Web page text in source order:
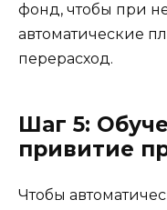
фонд, чтобы при
автоматические
перерасход.
Шаг 5:
привитие
Чтобы